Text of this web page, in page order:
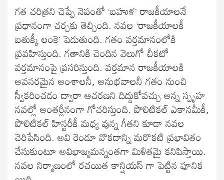
గత చరిత్రని చెప్పే నెపంతో ‘బహుళ’ రాజకీయాలనే
ప్రధానంగా చర్చకు తెచ్చింది. నవల ‘రాజకీయాలకీ
బతుక్కీ లంకె’ పెడుతుంది. గతం వర్తమానంలోకి
ప్రవహిస్తుంది. గతానికి చెందిన వెలుగో చీకటో
వర్తమానంపై ప్రసరిస్తుంది. వర్తమాన రాజకీయాలకి
అవసరమైన అంశాలనీ, అనుభవాలనీ గతం నుంచి
స్వీకరించడం ద్వారా ఆచరణని దిద్దుకోవచ్చు అన్న స్పృహ
నవల్లో అంతర్లీనంగా గోచరిస్తుంది. పొలిటికల్ ఎకానమీకీ,
పొలిటికల్ హిస్టరీకీ మధ్య వున్న గీతని కూడా నవల
చెరిపేసింది. అవి రెండూ వొకదాన్ని మరొకటి ప్రభావితం
చేసుకుంటూ అవిభాజ్యమన్నంతగా మిళితమై కనిపిస్తాయి.
నవల నిర్మాణంలో రచయిత కాన్షియస్ గా పెట్టిన పూనిక